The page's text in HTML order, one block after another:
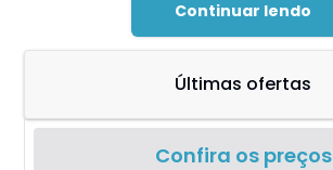
Continuar lendo
Últimas ofertas
Confira os preços